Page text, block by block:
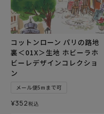
コットンローン パリの路地
裏＜01X＞生地 ホビーラホ
ビーレデザインコレクショ
ン
メール便5mまで可
¥352税込